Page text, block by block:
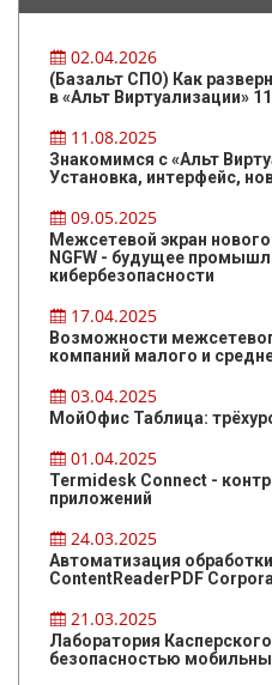
02.04.2026
(Базальт СПО) Как
в «Альт Виртуализации»
11.08.2025
Знакомимся с «Альт
Установка, интерфейс,
09.05.2025
Межсетевой экран
NGFW - будущее
кибербезопасности
17.04.2025
Возможности
компаний малого и
03.04.2025
МойОфис Таблица:
01.04.2025
Termidesk Connect -
приложений
24.03.2025
Автоматизация
ContentReaderPDF
21.03.2025
Лаборатория
безопасностью